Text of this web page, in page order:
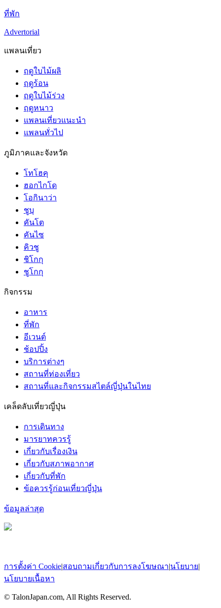
ที่พัก
Advertorial
แพลนเที่ยว
ฤดูใบไม้ผลิ
ฤดูร้อน
ฤดูใบไม้ร่วง
ฤดูหนาว
แพลนเที่ยวแนะนำ
แพลนทั่วไป
ภูมิภาคและจังหวัด
โทโฮคุ
ฮอกไกโด
โอกินาว่า
ชูบุ
คันโต
คันไซ
คิวชู
ชิโกกุ
ชูโกกุ
กิจกรรม
อาหาร
ที่พัก
อีเวนต์
ช้อปปิ้ง
บริการต่างๆ
สถานที่ท่องเที่ยว
สถานที่และกิจกรรมสไตล์ญี่ปุ่นในไทย
เคล็ดลับเที่ยวญี่ปุ่น
การเดินทาง
มารยาทควรรู้
เกี่ยวกับเรื่องเงิน
เกี่ยวกับสภาพอากาศ
เกี่ยวกับที่พัก
ข้อควรรู้ก่อนเที่ยวญี่ปุ่น
ข้อมูลล่าสุด
การตั้งค่า Cookie|สอบถามเกี่ยวกับการลงโฆษณา|นโยบาย|
นโยบายเนื้อหา
© TalonJapan.com, All Rights Reserved.